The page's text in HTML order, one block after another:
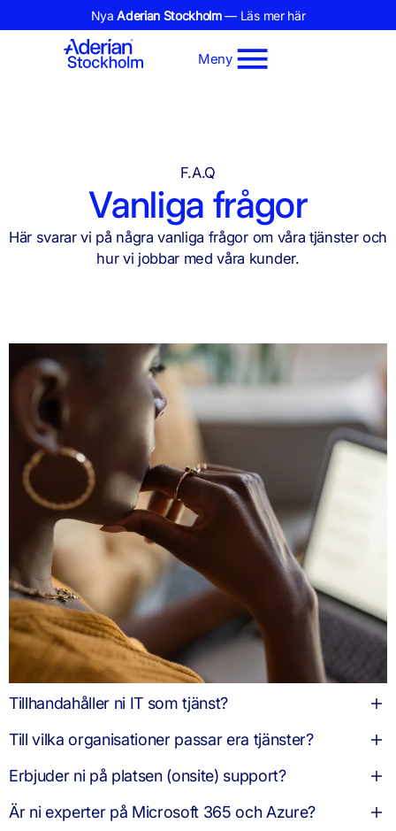
NyaAderian Stockholm— Läs mer här
Meny
F.A.Q
Vanliga frågor
Här svarar vi på några vanliga frågor om våra tjänster och
hur vi jobbar med våra kunder.
Tillhandahåller ni IT som tjänst?
Till vilka organisationer passar era tjänster?
Erbjuder ni på platsen (onsite) support?
Är ni experter på Microsoft 365 och Azure?